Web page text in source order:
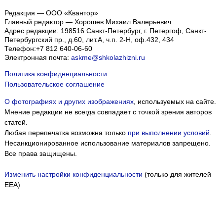
Редакция — ООО «Квантор»
Главный редактор — Хорошев Михаил Валерьевич
Адрес редакции: 198516 Санкт-Петербург, г. Петергоф, Санкт-
Петербургский пр., д.60, лит.А, ч.п. 2-Н, оф.432, 434
Телефон:+7 812 640-06-60
Электронная почта: askme@shkolazhizni.ru
Политика конфиденциальности
Пользовательское соглашение
О фотографиях и других изображениях, используемых на сайте.
Мнение редакции не всегда совпадает с точкой зрения авторов
статей.
Любая перепечатка возможна только при выполнении условий.
Несанкционированное использование материалов запрещено.
Все права защищены.
Изменить настройки конфиденциальности (только для жителей
EEA)